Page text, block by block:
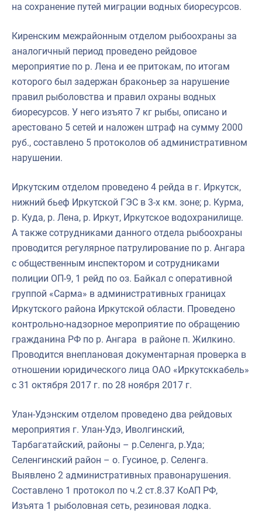
на сохранение путей миграции водных биоресурсов.
Киренским межрайонным отделом рыбоохраны за
аналогичный период проведено рейдовое
мероприятие по р. Лена и ее притокам, по итогам
которого был задержан браконьер за нарушение
правил рыболовства и правил охраны водных
биоресурсов. У него изъято 7 кг рыбы, описано и
арестовано 5 сетей и наложен штраф на сумму 2000
руб., составлено 5 протоколов об административном
нарушении.
Иркутским отделом проведено 4 рейда в г. Иркутск,
нижний бьеф Иркутской ГЭС в 3-х км. зоне; р. Курма,
р. Куда, р. Лена, р. Иркут, Иркутское водохранилище.
А также сотрудниками данного отдела рыбоохраны
проводится регулярное патрулирование по р. Ангара
с общественным инспектором и сотрудниками
полиции ОП-9, 1 рейд по оз. Байкал с оперативной
группой «Сарма» в административных границах
Иркутского района Иркутской области. Проведено
контрольно-надзорное мероприятие по обращению
гражданина РФ по р. Ангара в районе п. Жилкино.
Проводится внеплановая документарная проверка в
отношении юридического лица ОАО «Иркутсккабель»
с 31 октября 2017 г. по 28 ноября 2017 г.
Улан-Удэнским отделом проведено два рейдовых
мероприятия г. Улан-Удэ, Иволгинский,
Тарбагатайский, районы – р.Селенга, р.Уда;
Селенгинский район – о. Гусиное, р. Селенга.
Выявлено 2 административных правонарушения.
Составлено 1 протокол по ч.2 ст.8.37 КоАП РФ,
Изъята 1 рыболовная сеть, резиновая лодка.